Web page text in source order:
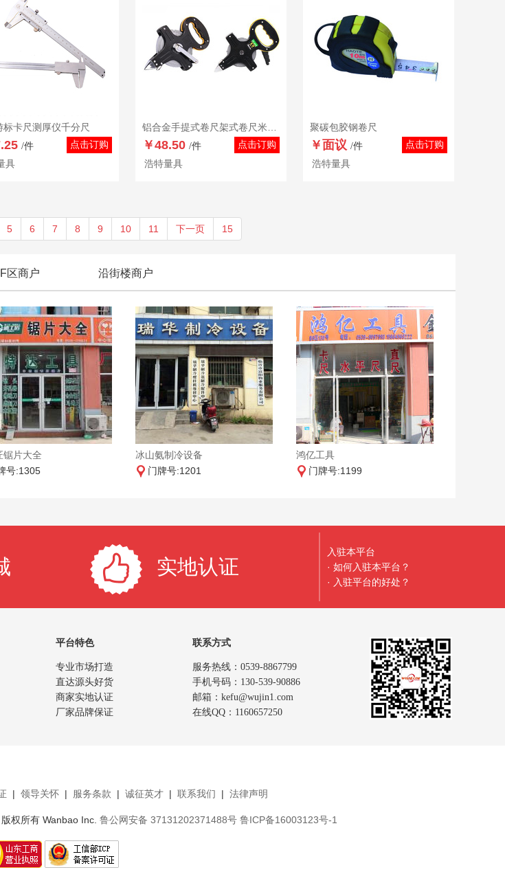
标卡尺测厚仪千分尺
/件 点击订购
具
￥48.50 /件 点击订购
浩特量具
聚碳包胶钢卷尺
￥面议 /件 点击订购
浩特量具
5 6 7 8 9 10 11 下一页 15
区商户 沿街楼商户
锯片大全
号:1305
冰山氨制冷设备
门牌号:1201
鸿亿工具
门牌号:1199
实地认证
入驻本平台
· 如何入驻本平台？
· 入驻平台的好处？
平台特色
专业市场打造
直达源头好货
商家实地认证
厂家品牌保证
联系方式
服务热线：0539-8867799
手机号码：130-539-90886
邮箱：kefu@wujin1.com
在线QQ：1160657250
| 领导关怀 | 服务条款 | 诚征英才 | 联系我们 | 法律声明
权所有 Wanbao Inc. 鲁公网安备 37131202371488号 鲁ICP备16003123号-1